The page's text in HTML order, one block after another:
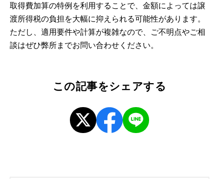
取得費加算の特例を利用することで、金額によっては譲
渡所得税の負担を大幅に抑えられる可能性があります。
ただし、適用要件や計算が複雑なので、ご不明点やご相
談はぜひ弊所までお問い合わせください。
この記事をシェアする